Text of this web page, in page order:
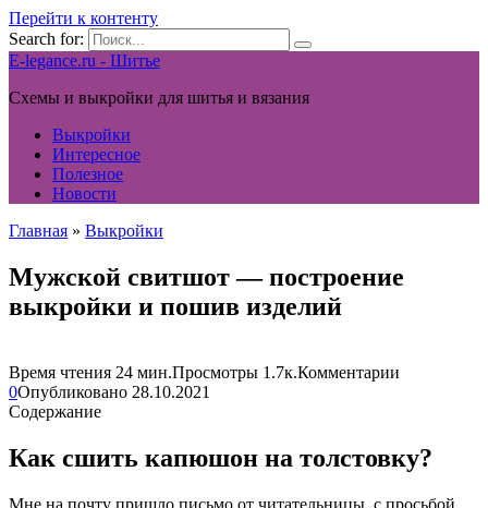
Перейти к контенту
Search for:
E-legance.ru - Шитье
Схемы и выкройки для шитья и вязания
Выкройки
Интересное
Полезное
Новости
Главная » Выкройки
Мужской свитшот — построение
выкройки и пошив изделий
Время чтения 24 мин.Просмотры 1.7к.Комментарии
0Опубликовано 28.10.2021
Содержание
Как сшить капюшон на толстовку?
Мне на почту пришло письмо от читательницы, с просьбой